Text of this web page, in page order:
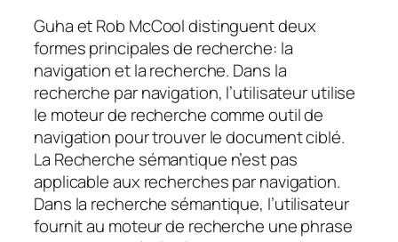
Guha et Rob McCool distinguent deux
formes principales de recherche: la
navigation et la recherche. Dans la
recherche par navigation, l’utilisateur utilise
le moteur de recherche comme outil de
navigation pour trouver le document ciblé.
La Recherche sémantique n’est pas
applicable aux recherches par navigation.
Dans la recherche sémantique, l’utilisateur
fournit au moteur de recherche une phrase